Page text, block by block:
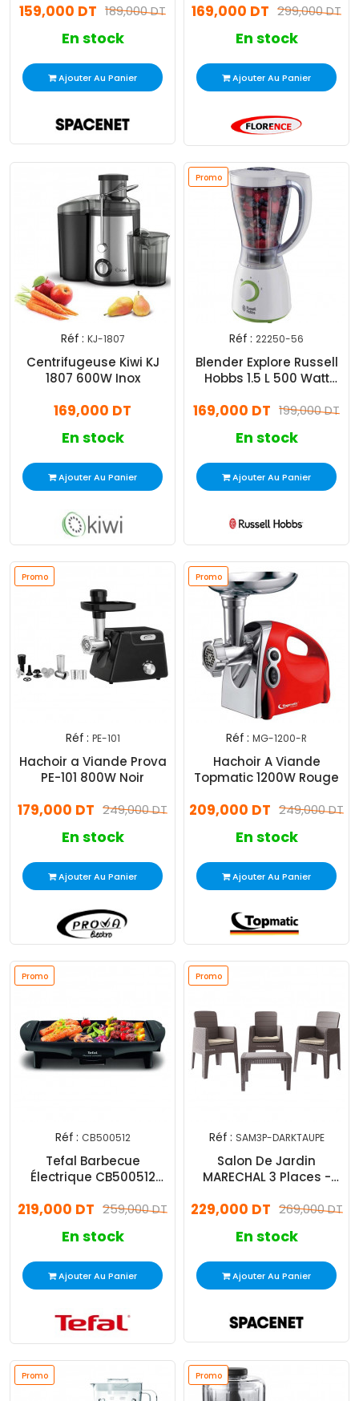
189,000 DT
159,000 DT
En stock
Ajouter Au Panier
299,000 DT
169,000 DT
En stock
Ajouter Au Panier
Réf : KJ-1807
Centrifugeuse Kiwi KJ
1807 600W Inox
169,000 DT
En stock
Ajouter Au Panier
Promo
Réf : 22250-56
Blender Explore Russell
Hobbs 1.5 L 500 Watt
199,000 DT
169,000 DT
En stock
Ajouter Au Panier
Promo
Réf : PE-101
Hachoir a Viande Prova
PE-101 800W Noir
249,000 DT
179,000 DT
En stock
Ajouter Au Panier
Promo
Réf : MG-1200-R
Hachoir A Viande
Topmatic 1200W Rouge
249,000 DT
209,000 DT
En stock
Ajouter Au Panier
Promo
Réf : CB500512
Tefal Barbecue
Électrique CB500512
259,000 DT
219,000 DT
En stock
Ajouter Au Panier
Promo
Réf : SAM3P-DARKTAUPE
Salon De Jardin
MARECHAL 3 Places -
269,000 DT
229,000 DT
En stock
Ajouter Au Panier
Promo Promo